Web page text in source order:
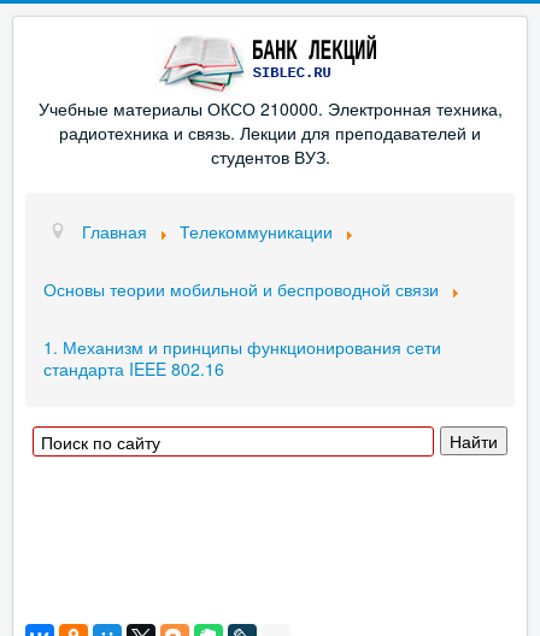
Учебные материалы ОКСО 210000. Электронная техника,
радиотехника и связь. Лекции для преподавателей и
студентов ВУЗ.
Главная Телекоммуникации
Основы теории мобильной и беспроводной связи
1. Механизм и принципы функционирования сети
стандарта IEEE 802.16